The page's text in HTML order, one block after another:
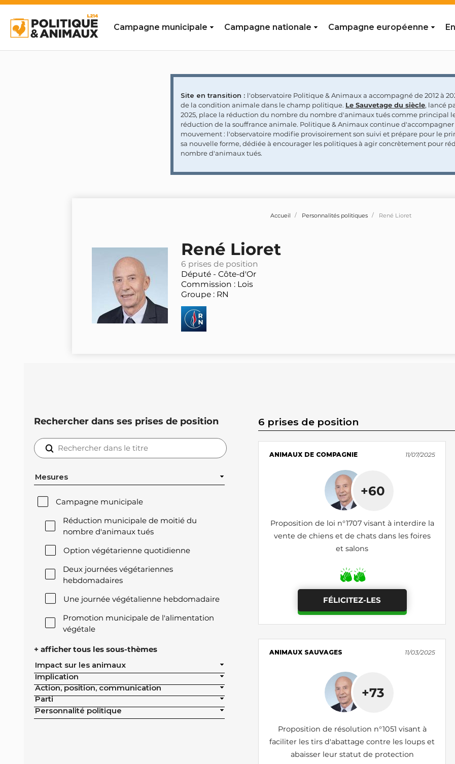
Campagne municipale Campagne nationale Campagne européenne
Site en transition : l'observatoire Politique & Animaux a accompagné de 2012 à
de la condition animale dans le champ politique. Le Sauvetage du siècle, lancé
2025, place la réduction du nombre du nombre d'animaux tués comme principal
réduction de la souffrance animale. Politique & Animaux continue d'accompagner
mouvement : l'observatoire modifie provisoirement son suivi et prépare pour le
sa nouvelle forme, dédiée à encourager les politiques à agir concrètement pour
nombre d'animaux tués.
Accueil Personnalités politiques René Lioret
René Lioret
6 prises de position
Député - Côte-d'Or
Commission : Lois
Groupe : RN
Rechercher dans ses prises de position
Mesures
Campagne municipale
Réduction municipale de moitié du
nombre d'animaux tués
Option végétarienne quotidienne
Deux journées végétariennes
hebdomadaires
Une journée végétalienne hebdomadaire
Promotion municipale de l'alimentation
végétale
Offre végétale lors des réceptions
Exclusion de l'élevage intensif des achats
publics de la ville
Exclusion de la pisciculture des achats
publics de la ville
+ afficher tous les sous-thèmes
Impact sur les animaux
Implication
Action, position, communication
Parti
Personnalité politique
6 prises de position
ANIMAUX DE COMPAGNIE 11/07/2025
+60
Proposition de loi n°1707 visant à interdire la
vente de chiens et de chats dans les foires
et salons
FÉLICITEZ-LES
ANIMAUX SAUVAGES 11/03/2025
+73
Proposition de résolution n°1051 visant à
faciliter les tirs d'abattage contre les loups et
abaisser leur statut de protection